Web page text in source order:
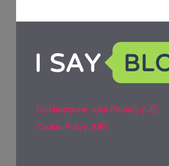
Dichiarazione sulla Privacy (UE)
Cookie Policy (UE)